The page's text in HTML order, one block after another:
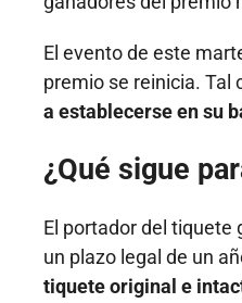
El evento de este
premio se reinicia. Tal
a establecerse en su
¿Qué sigue
El portador del tiquete
un plazo legal de un
tiquete original e